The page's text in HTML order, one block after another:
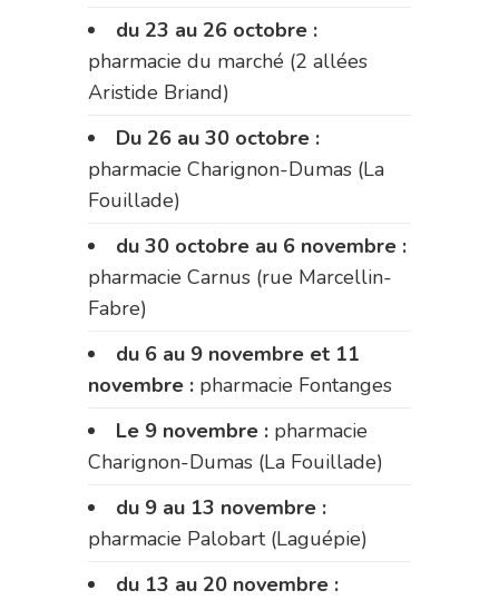
du 23 au 26 octobre :
pharmacie du marché (2 allées
Aristide Briand)
Du 26 au 30 octobre :
pharmacie Charignon-Dumas (La
Fouillade)
du 30 octobre au 6 novembre :
pharmacie Carnus (rue Marcellin-
Fabre)
du 6 au 9 novembre et 11
novembre : pharmacie Fontanges
Le 9 novembre : pharmacie
Charignon-Dumas (La Fouillade)
du 9 au 13 novembre :
pharmacie Palobart (Laguépie)
du 13 au 20 novembre :